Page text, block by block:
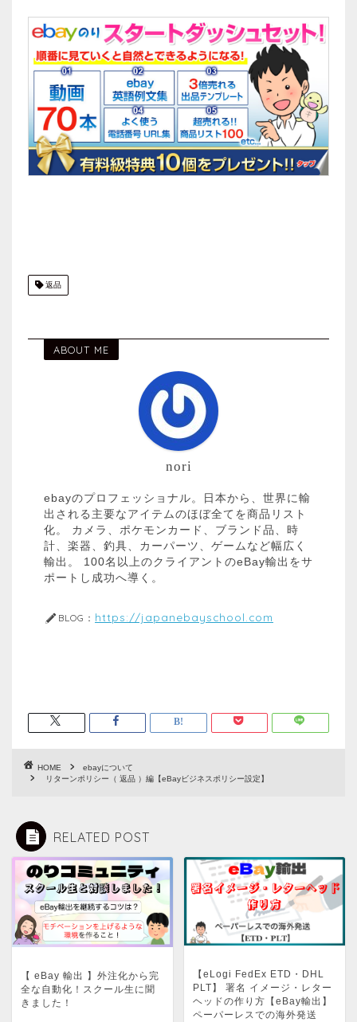
返品
ABOUT ME
nori
ebayのプロフェッショナル。日本から、世界に輸
出される主要なアイテムのほぼ全てを商品リスト
化。 カメラ、ポケモンカード、ブランド品、時
計、楽器、釣具、カーパーツ、ゲームなど幅広く
輸出。 100名以上のクライアントのeBay輸出をサ
ポートし成功へ導く。
BLOG： https://japanebayschool.com
HOME
ebayについて
リターンポリシー（ 返品 ）編【eBayビジネスポリシー設定】
RELATED POST
【 eBay 輸出 】外注化から完
全な自動化！スクール生に聞
きました！
【eLogi FedEx ETD・DHL
PLT】 署名 イメージ・レター
ヘッドの作り方【eBay輸出】
ペーパーレスでの海外発送